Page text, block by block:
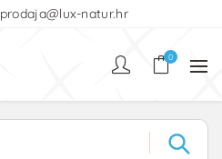
prodaja@lux-natur.hr
0